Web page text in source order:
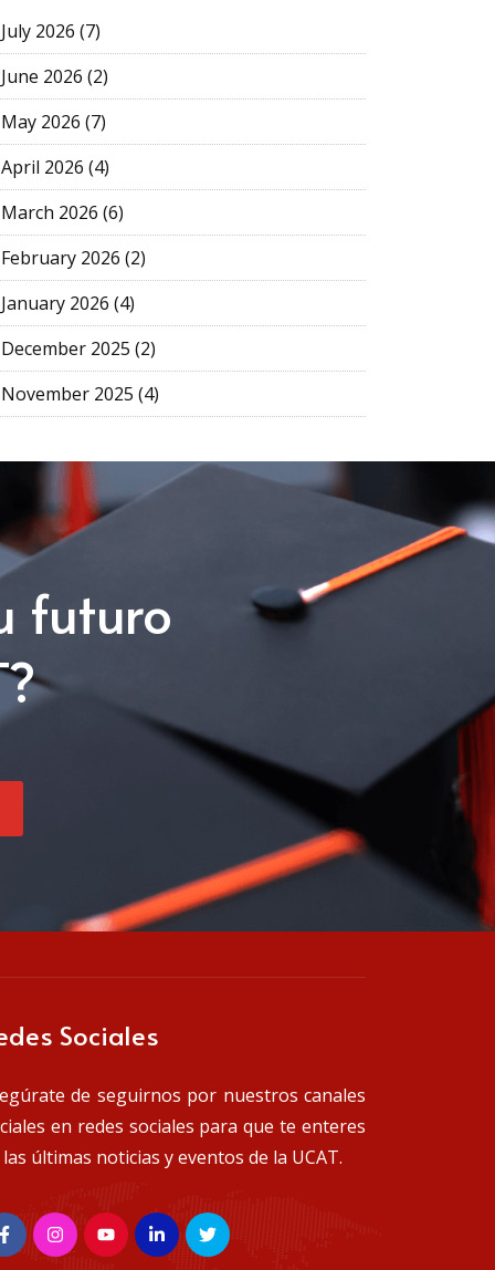
July 2026 (7)
June 2026 (2)
May 2026 (7)
April 2026 (4)
March 2026 (6)
February 2026 (2)
January 2026 (4)
December 2025 (2)
November 2025 (4)
futuro
Sociales
de seguirnos por nuestros canales
en redes sociales para que te enteres
últimas noticias y eventos de la UCAT.